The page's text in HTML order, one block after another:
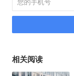
相关阅读